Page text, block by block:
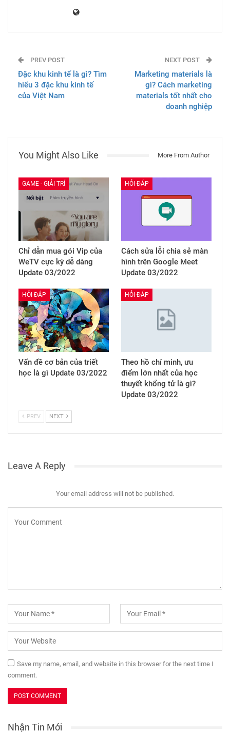
PREV POST
Đặc khu kinh tế là gì? Tìm
hiểu 3 đặc khu kinh tế
của Việt Nam
NEXT POST
Marketing materials là
gì? Cách marketing
materials tốt nhất cho
doanh nghiệp
You Might Also Like More From Author
GAME - GIẢI TRÍ
Chỉ dẫn mua gói Vip của
WeTV cực kỳ dễ dàng
Update 03/2022
HỎI ĐÁP
Cách sửa lỗi chia sẻ màn
hình trên Google Meet
Update 03/2022
HỎI ĐÁP
Vấn đề cơ bản của triết
học là gì Update 03/2022
HỎI ĐÁP
Theo hồ chí minh, ưu
điểm lớn nhất của học
thuyết khổng tử là gì?
Update 03/2022
PREV NEXT
Leave A Reply
Your email address will not be published.
Save my name, email, and website in this browser for the next time I
comment.
Nhận Tin Mới